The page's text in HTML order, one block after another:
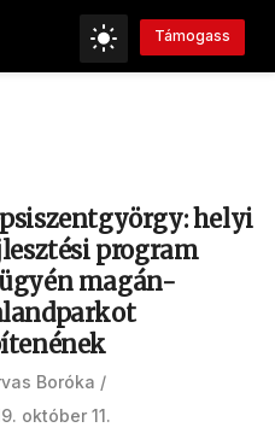
Támogass
helyi
program
magán-
Boróka
október 11.